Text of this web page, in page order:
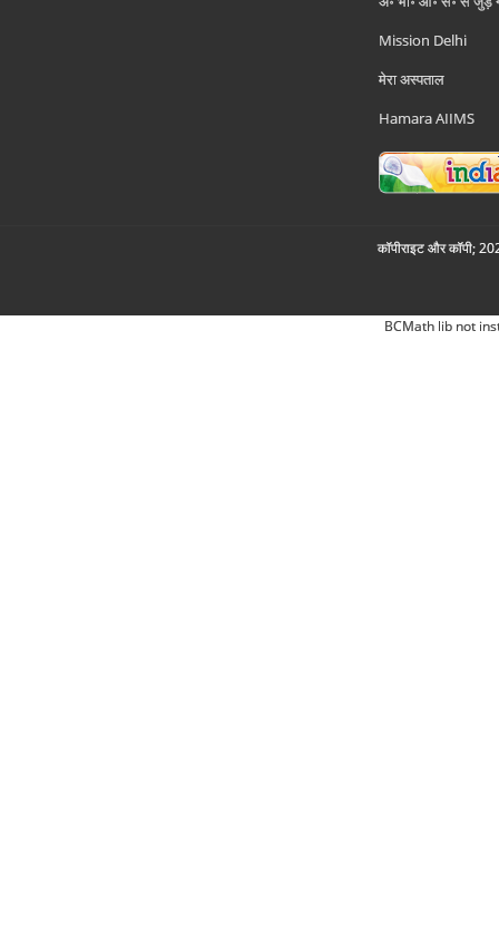
Mission Delhi
मेरा अस्पताल
Hamara AIIMS
कॉपीराइट और कॉपी;
BCMath lib not